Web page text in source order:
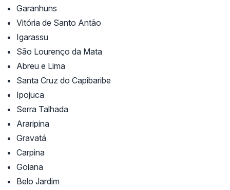
Garanhuns
Vitória de Santo Antão
Igarassu
São Lourenço da Mata
Abreu e Lima
Santa Cruz do Capibaribe
Ipojuca
Serra Talhada
Araripina
Gravatá
Carpina
Goiana
Belo Jardim